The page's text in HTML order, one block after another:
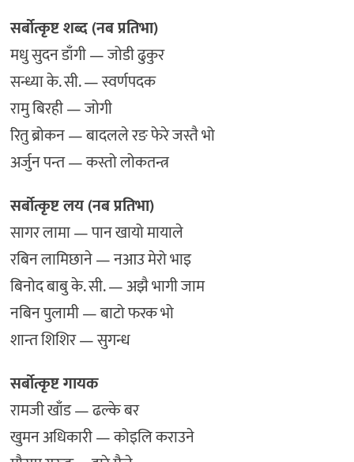
सर्बोत्कृष्ट शब्द (नब प्रतिभा)
मधु सुदन डाँगी — जोडी ढुकुर
सन्ध्या के. सी. — स्वर्णपदक
रामु बिरही — जोगी
रितु ब्रोकन — बादलले रङ फेरे जस्तै भो
अर्जुन पन्त — कस्तो लोकतन्त्र
सर्बोत्कृष्ट लय (नब प्रतिभा)
सागर लामा — पान खायो मायाले
रबिन लामिछाने — नआउ मेरो भाइ
बिनोद बाबु के. सी. — अझै भागी जाम
नबिन पुलामी — बाटो फरक भो
शान्त शिशिर — सुगन्ध
सर्बोत्कृष्ट गायक
रामजी खाँड — ढल्के बर
खुमन अधिकारी — कोइलि कराउने